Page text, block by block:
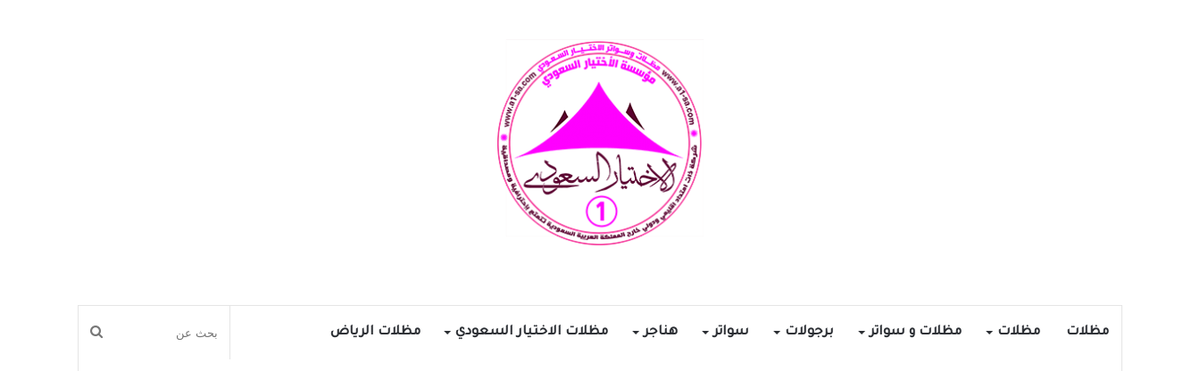
مظلات مظلات مظلات و سواتر برجولات سواتر هناجر مظلات الاختيار السعودي مظلات الرياض بحث